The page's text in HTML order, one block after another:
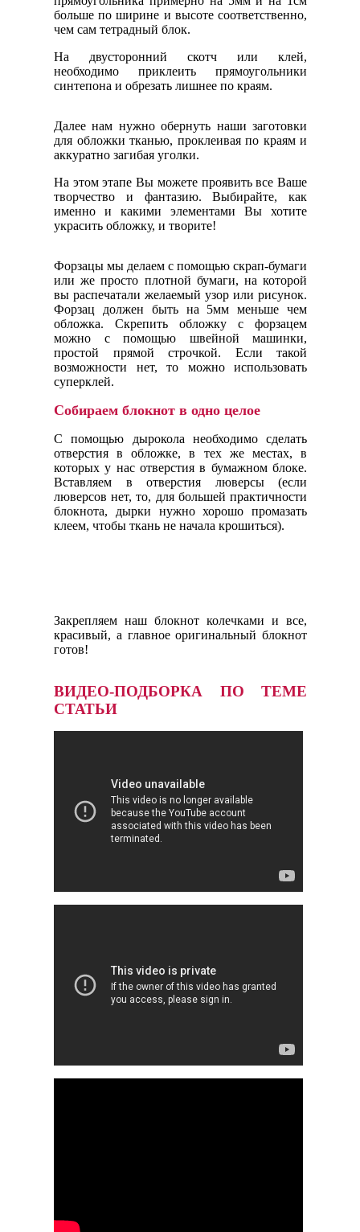
больше по ширине и высоте соответственно,
чем сам тетрадный блок.
На двусторонний скотч или клей,
необходимо приклеить прямоугольники
синтепона и обрезать лишнее по краям.
Далее нам нужно обернуть наши заготовки
для обложки тканью, проклеивая по краям и
аккуратно загибая уголки.
На этом этапе Вы можете проявить все Ваше
творчество и фантазию. Выбирайте, как
именно и какими элементами Вы хотите
украсить обложку, и творите!
Форзацы мы делаем с помощью скрап-бумаги
или же просто плотной бумаги, на которой
вы распечатали желаемый узор или рисунок.
Форзац должен быть на 5мм меньше чем
обложка. Скрепить обложку с форзацем
можно с помощью швейной машинки,
простой прямой строчкой. Если такой
возможности нет, то можно использовать
суперклей.
Собираем блокнот в одно целое
С помощью дырокола необходимо сделать
отверстия в обложке, в тех же местах, в
которых у нас отверстия в бумажном блоке.
Вставляем в отверстия люверсы (если
люверсов нет, то, для большей практичности
блокнота, дырки нужно хорошо промазать
клеем, чтобы ткань не начала крошиться).
Закрепляем наш блокнот колечками и все,
красивый, а главное оригинальный блокнот
готов!
ВИДЕО-ПОДБОРКА ПО ТЕМЕ
СТАТЬИ